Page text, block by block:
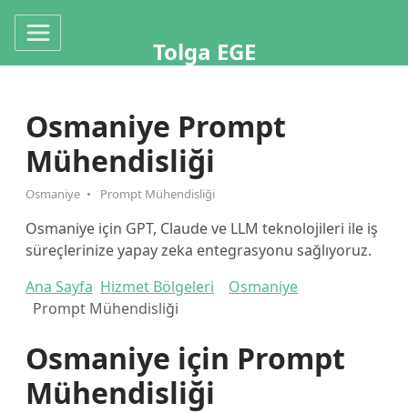
Tolga EGE
Osmaniye Prompt
Mühendisliği
Osmaniye Prompt Mühendisliği
Osmaniye için GPT, Claude ve LLM teknolojileri ile iş
süreçlerinize yapay zeka entegrasyonu sağlıyoruz.
Ana Sayfa Hizmet Bölgeleri
Osmaniye
Prompt Mühendisliği
Osmaniye için Prompt
Mühendisliği